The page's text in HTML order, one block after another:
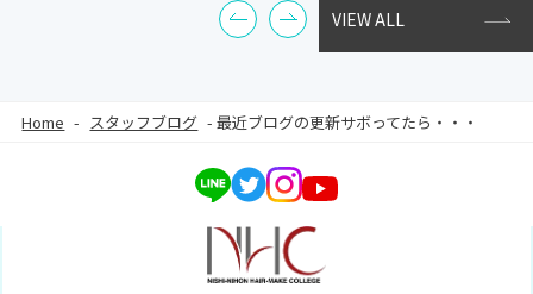
VIEW ALL
Home - スタッフブログ -最近ブログの更新サボってたら・・・